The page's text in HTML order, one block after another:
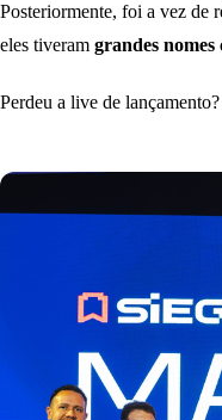
Gestão fiscal e
Do Emissor ao
Ver demonstração
Posteriormente, foi a vez de
eles tiveram grandes
Perdeu a live de